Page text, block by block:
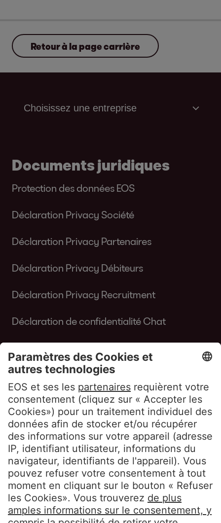
Retour à la page carrière
Documents juridiques
Protection des données EOS
Déclaration Privacy Société
Déclaration Privacy Partenaires
Déclaration Privacy Débiteurs
Déclaration Privacy Recruitment
Déclaration de confidentialité Chat
Conditions d’Utilisation du Site
Whistleblowerpolicy EOS Contentia
Suivez-nous
LinkedIn EOS Aremas
LinkedIn EOS Contentia